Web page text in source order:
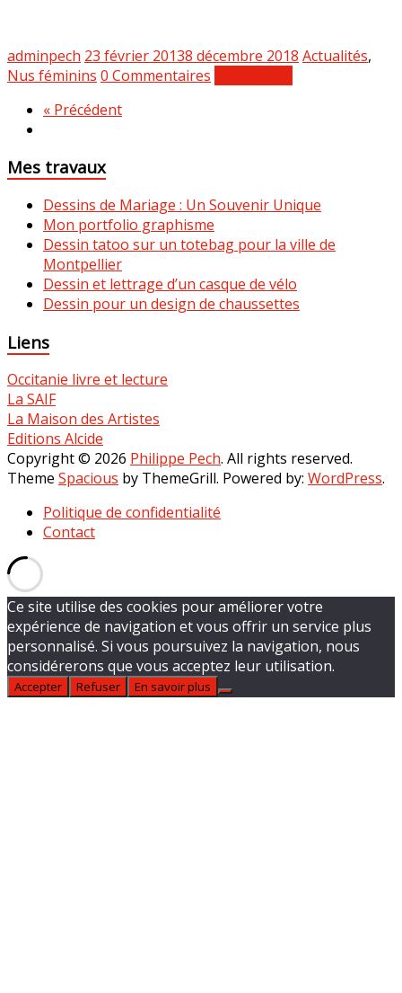
adminpech 23 février 20138 décembre 2018 Actualités,
Nus féminins 0 Commentaires
« Précédent
Mes travaux
Dessins de Mariage : Un Souvenir Unique
Mon portfolio graphisme
Dessin tatoo sur un totebag pour la ville de
Montpellier
Dessin et lettrage d’un casque de vélo
Dessin pour un design de chaussettes
Liens
Occitanie livre et lecture
La SAIF
La Maison des Artistes
Editions Alcide
Copyright © 2026 Philippe Pech. All rights reserved.
Theme Spacious by ThemeGrill. Powered by: WordPress.
Politique de confidentialité
Contact
Ce site utilise des cookies pour améliorer votre
expérience de navigation et vous offrir un service plus
personnalisé. Si vous poursuivez la navigation, nous
considérerons que vous acceptez leur utilisation.
Accepter Refuser En savoir plus